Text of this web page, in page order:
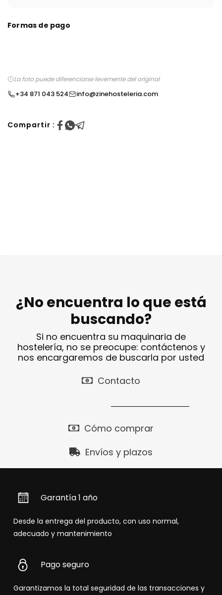
Formas de pago
La foto puede diferenciarse levemente del original
+34 871 043 524 info@zinehosteleria.com
Compartir :
¿No encuentra lo que está
buscando?
Si no encuentra su maquinaria de
hostelería, no se preocupe: contáctenos y
nos encargaremos de buscarla por usted
Contacto
Cómo comprar
Envíos y plazos
Garantía 1 año
Desde la entrega del producto, con uso normal,
adecuado y mantenimiento
Pago seguro
Garantizamos la total seguridad de las transacciones y